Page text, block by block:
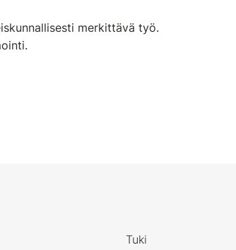
merkittävä työ.
.
Tuki